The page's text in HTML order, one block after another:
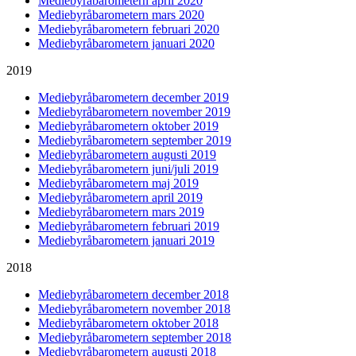
Mediebyråbarometern mars 2020
Mediebyråbarometern februari 2020
Mediebyråbarometern januari 2020
2019
Mediebyråbarometern december 2019
Mediebyråbarometern november 2019
Mediebyråbarometern oktober 2019
Mediebyråbarometern september 2019
Mediebyråbarometern augusti 2019
Mediebyråbarometern juni/juli 2019
Mediebyråbarometern maj 2019
Mediebyråbarometern april 2019
Mediebyråbarometern mars 2019
Mediebyråbarometern februari 2019
Mediebyråbarometern januari 2019
2018
Mediebyråbarometern december 2018
Mediebyråbarometern november 2018
Mediebyråbarometern oktober 2018
Mediebyråbarometern september 2018
Mediebyråbarometern augusti 2018